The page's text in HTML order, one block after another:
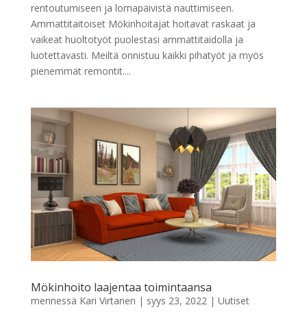
rentoutumiseen ja lomapäivistä nauttimiseen.
Ammattitaitoiset Mökinhoitajat hoitavat raskaat ja
vaikeat huoltotyöt puolestasi ammattitaidolla ja
luotettavasti. Meiltä onnistuu kaikki pihatyöt ja myös
pienemmät remontit....
Mökinhoito laajentaa toimintaansa
mennessä Kari Virtanen | syys 23, 2022| Uutiset